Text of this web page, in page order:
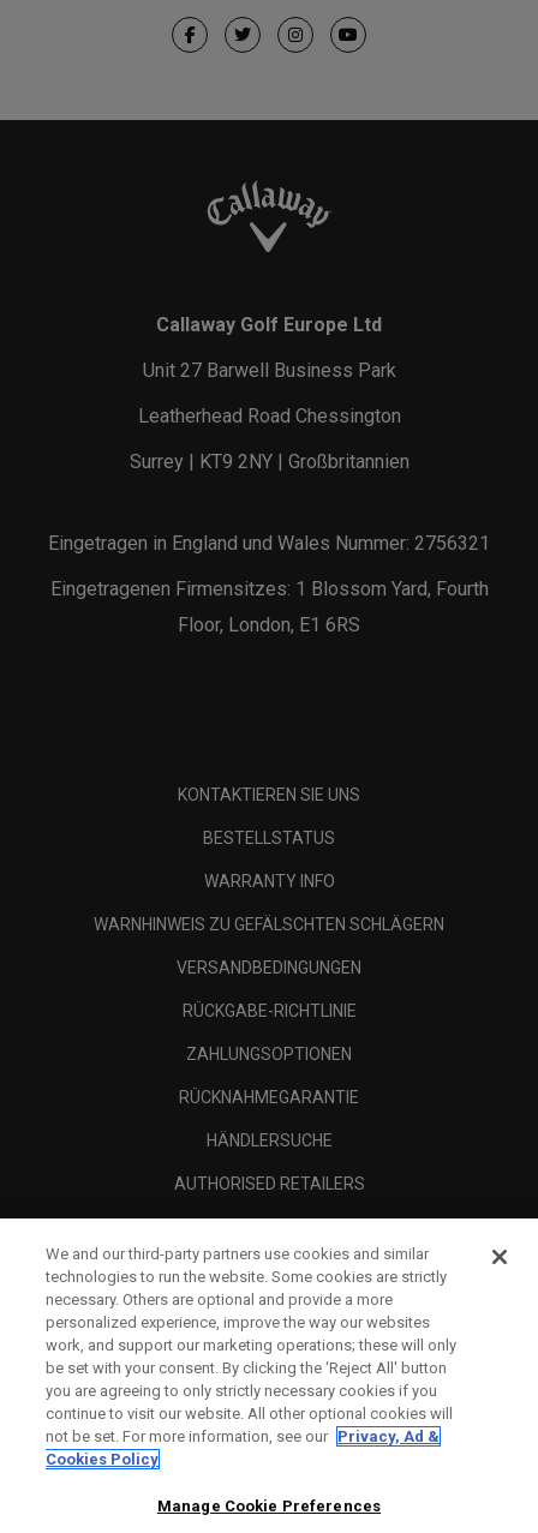
Callaway Golf Europe Ltd
Unit 27 Barwell Business Park
Leatherhead Road Chessington
Surrey | KT9 2NY | Großbritannien
Eingetragen in England und Wales Nummer: 2756321
Eingetragenen Firmensitzes: 1 Blossom Yard, Fourth
Floor, London, E1 6RS
KONTAKTIEREN SIE UNS
BESTELLSTATUS
WARRANTY INFO
WARNHINWEIS ZU GEFÄLSCHTEN SCHLÄGERN
VERSANDBEDINGUNGEN
RÜCKGABE-RICHTLINIE
ZAHLUNGSOPTIONEN
RÜCKNAHMEGARANTIE
HÄNDLERSUCHE
AUTHORISED RETAILERS
UNTERNEHMENSPROFIL
RECHTLICHES-
We and our third-party partners use cookies and similar
technologies to run the website. Some cookies are strictly
necessary. Others are optional and provide a more
personalized experience, improve the way our websites
work, and support our marketing operations; these will only
be set with your consent. By clicking the ‘Reject All' button
you are agreeing to only strictly necessary cookies if you
continue to visit our website. All other optional cookies will
not be set. For more information, see our Privacy, Ad &
Cookies Policy
Manage Cookie Preferences